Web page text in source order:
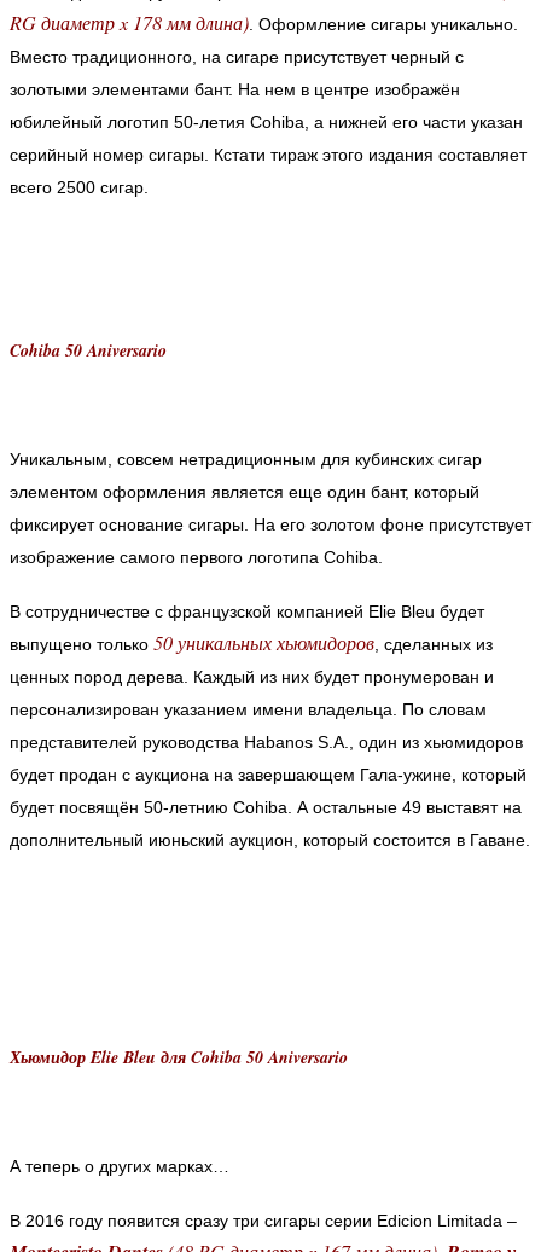
RG диаметр x 178 мм длина) . Оформление сигары уникально.
Вместо традиционного, на сигаре присутствует черный с
золотыми элементами бант. На нем в центре изображён
юбилейный логотип 50-летия Cohiba, а нижней его части указан
серийный номер сигары. Кстати тираж этого издания составляет
всего 2500 сигар.
Cohiba 50 Aniversario
Уникальным, совсем нетрадиционным для кубинских сигар
элементом оформления является еще один бант, который
фиксирует основание сигары. На его золотом фоне присутствует
изображение самого первого логотипа Cohiba.
В сотрудничестве с французской компанией Elie Bleu будет
выпущено только 50 уникальных хьюмидоров , сделанных из
ценных пород дерева. Каждый из них будет пронумерован и
персонализирован указанием имени владельца. По словам
представителей руководства Habanos S.A., один из хьюмидоров
будет продан с аукциона на завершающем Гала-ужине, который
будет посвящён 50-летнию Cohiba. А остальные 49 выставят на
дополнительный июньский аукцион, который состоится в Гаване.
Хьюмидор Elie Bleu для Cohiba 50 Aniversario
А теперь о других марках…
В 2016 году появится сразу три сигары серии Edicion Limitada –